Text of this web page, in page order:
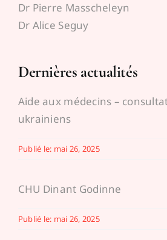
Dr Pierre Masscheleyn
Dr Alice Seguy
Dernières actualités
Aide aux médecins –
ukrainiens
Publié le: mai 26, 2025
CHU Dinant Godinne
Publié le: mai 26, 2025